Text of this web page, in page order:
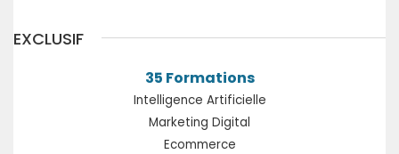
EXCLUSIF
35 Formations
Intelligence Artificielle
Marketing Digital
Ecommerce